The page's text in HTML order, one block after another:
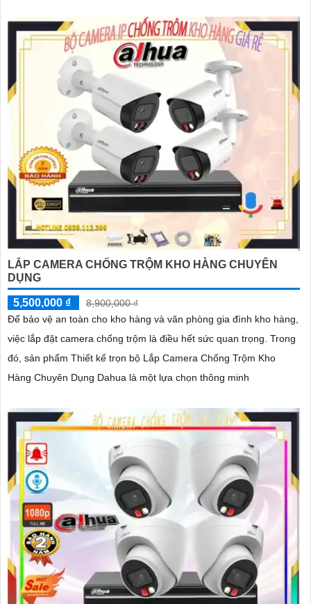
LẮP CAMERA CHỐNG TRỘM KHO HÀNG CHUYÊN
DỤNG
5,500,000 ₫
8,900,000 ₫
Để bảo vệ an toàn cho kho hàng và văn phòng gia đình kho hàng,
việc lắp đặt camera chống trộm là điều hết sức quan trọng. Trong
đó, sản phẩm Thiết kế trọn bộ Lắp Camera Chống Trộm Kho
Hàng Chuyên Dụng Dahua là một lựa chọn thông minh